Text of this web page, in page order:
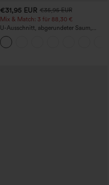
€31,95 EUR €35,95 EUR
Mix & Match: 3 für 88,30 €
U-Ausschnitt, abgerundeter Saum,
InstantCool Yoga-Trägertop – UPF50+